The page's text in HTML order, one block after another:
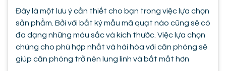
Đây là một lưu ý cần thiết cho bạn trong việc lựa chọn
sản phẩm. Bởi với bất kỳ mẫu mã quạt nào cũng sẽ có
đa dạng những màu sắc và kích thước. Việc lựa chọn
chúng cho phù hợp nhất và hài hòa với căn phòng sẽ
giúp căn phòng trở nên lung linh và bắt mắt hơn